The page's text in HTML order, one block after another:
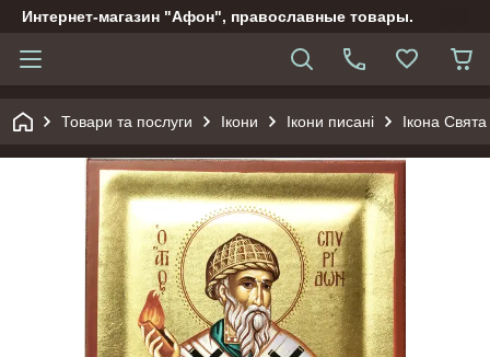
Интернет-магазин "Афон", православные товары.
Товари та послуги Ікони Ікони писані Ікона Свята